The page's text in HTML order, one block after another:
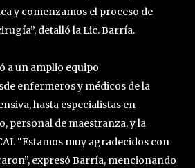
y comenzamos el proceso de
detalló la Lic. Barría.
a un amplio equipo
enfermeros y médicos de la
hasta especialistas en
personal de maestranza, y la
“Estamos muy agradecidos con
expresó Barría, mencionando